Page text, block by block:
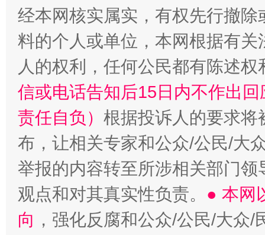
经本网核实属实，有权先行撤
料的个人或单位，本网根据有
人的权利，任何公民都有陈述
信或电话告知后15日内不作出
责任自负） 根据投诉人的要求将
布，让相关专家和公众/公民/大
举报的内容转至所涉相关部门
观点和对其真实性负责。 ● 本网
向 ，强化反腐和公众/公民/大众